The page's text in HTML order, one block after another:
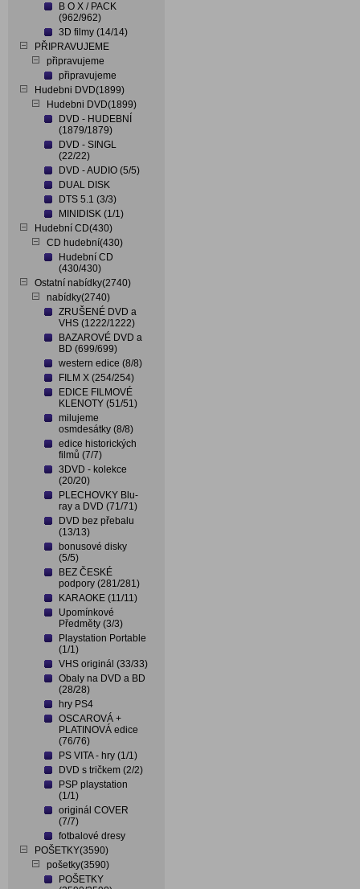
B O X / PACK
(962/962)
3D filmy (14/14)
PŘIPRAVUJEME
připravujeme
připravujeme
Hudebni DVD(1899)
Hudebni DVD(1899)
DVD - HUDEBNÍ
(1879/1879)
DVD - SINGL
(22/22)
DVD - AUDIO (5/5)
DUAL DISK
DTS 5.1 (3/3)
MINIDISK (1/1)
Hudební CD(430)
CD hudební(430)
Hudební CD
(430/430)
Ostatní nabídky(2740)
nabídky(2740)
ZRUŠENÉ DVD a
VHS (1222/1222)
BAZAROVÉ DVD a
BD (699/699)
western edice (8/8)
FILM X (254/254)
EDICE FILMOVÉ
KLENOTY (51/51)
milujeme
osmdesátky (8/8)
edice historických
filmů (7/7)
3DVD - kolekce
(20/20)
PLECHOVKY Blu-
ray a DVD (71/71)
DVD bez přebalu
(13/13)
bonusové disky
(5/5)
BEZ ČESKÉ
podpory (281/281)
KARAOKE (11/11)
Upomínkové
Předměty (3/3)
Playstation Portable
(1/1)
VHS originál (33/33)
Obaly na DVD a BD
(28/28)
hry PS4
OSCAROVÁ +
PLATINOVÁ edice
(76/76)
PS VITA - hry (1/1)
DVD s tričkem (2/2)
PSP playstation
(1/1)
originál COVER
(7/7)
fotbalové dresy
POŠETKY(3590)
pošetky(3590)
POŠETKY